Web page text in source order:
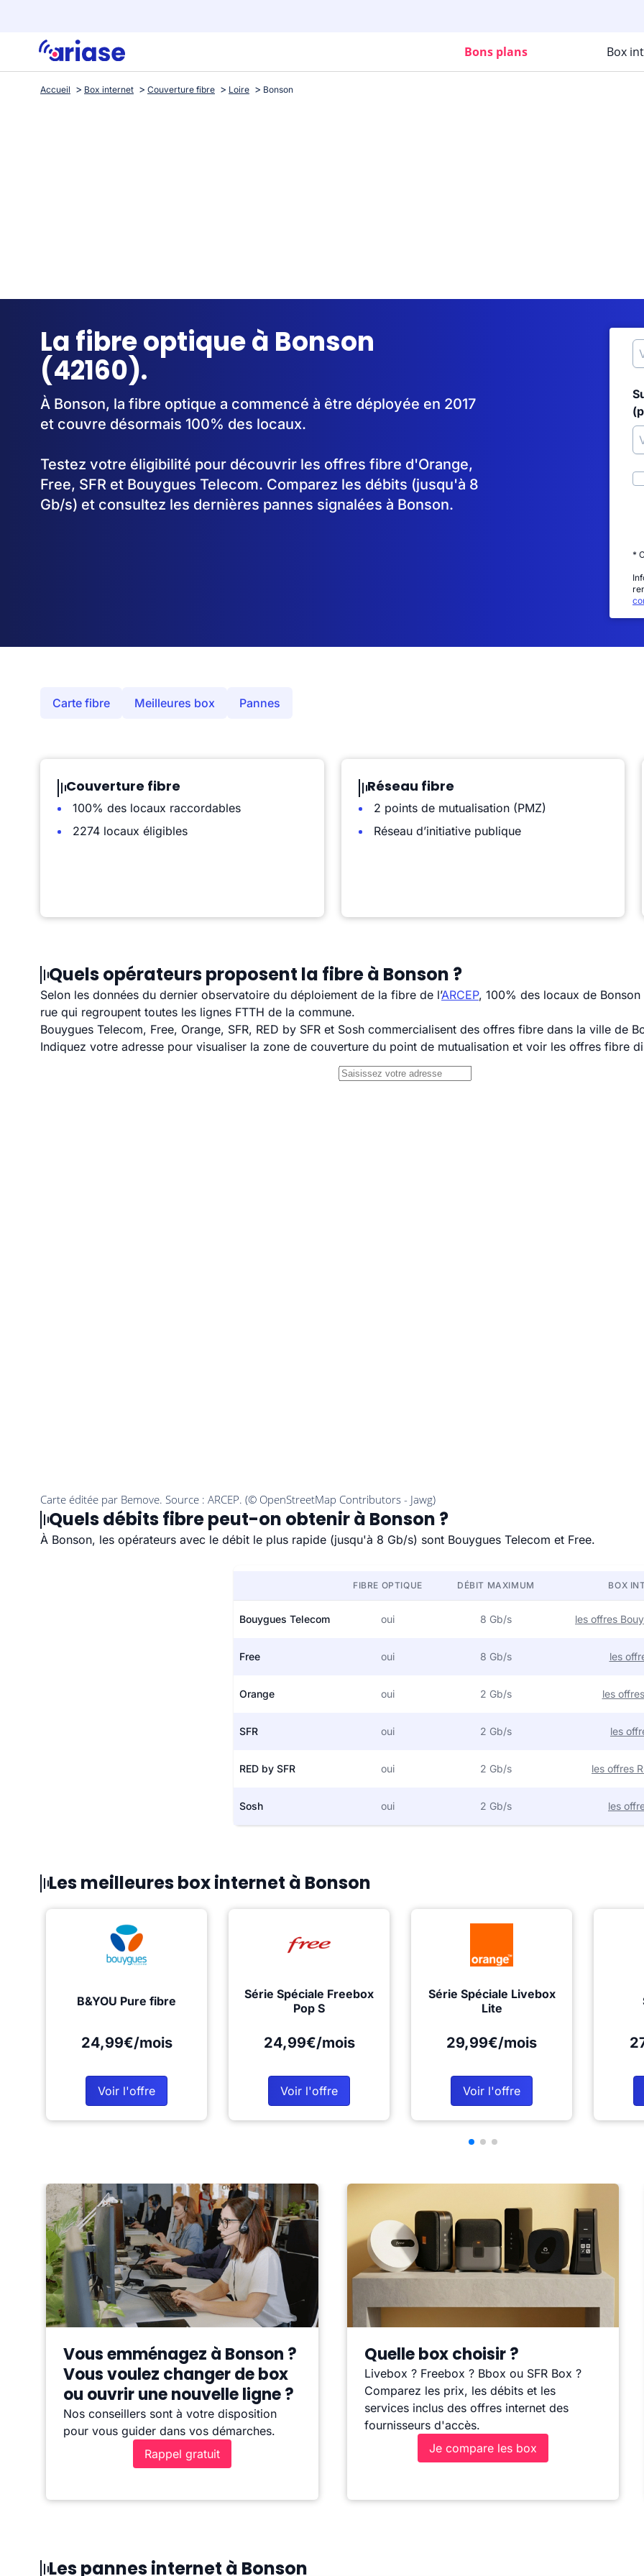
Bons plans Box
Accueil Box internet Couverture fibre Loire Bonson
La fibre optique à Bonson
(42160).
À Bonson, la fibre optique a commencé à être déployée en 2017
et couvre désormais 100% des locaux.
Testez votre éligibilité pour découvrir les offres fibre d'Orange,
Free, SFR et Bouygues Telecom. Comparez les débits (jusqu'à 8
Gb/s) et consultez les dernières pannes signalées à Bonson.
*
Carte fibre Meilleures box Pannes
Couverture fibre
100% des locaux raccordables
2274 locaux éligibles
Réseau fibre
2 points de mutualisation (PMZ)
Réseau d’initiative publique
Quels opérateurs proposent la fibre à Bonson ?
Selon les données du dernier observatoire du déploiement de la fibre de l’ARCEP, 100% des locaux de
rue qui regroupent toutes les lignes FTTH de la commune.
Bouygues Telecom, Free, Orange, SFR, RED by SFR et Sosh commercialisent des offres fibre dans la ville de
Indiquez votre adresse pour visualiser la zone de couverture du point de mutualisation et voir les offres fibre
Quels débits fibre peut-on obtenir à Bonson ?
À Bonson, les opérateurs avec le débit le plus rapide (jusqu'à 8 Gb/s) sont Bouygues Telecom et Free.
FIBRE OPTIQUE DÉBIT MAXIMUM BOX
Bouygues Telecom oui 8 Gb/s les offres
Free oui 8 Gb/s les
Orange oui 2 Gb/s les
SFR oui 2 Gb/s les
RED by SFR oui 2 Gb/s les offres
Sosh oui 2 Gb/s les
Les meilleures box internet à Bonson
B&YOU Pure fibre
24,99€/mois
Voir l'offre
Série Spéciale Freebox
Pop S
24,99€/mois
Voir l'offre
Série Spéciale Livebox
Lite
29,99€/mois
Voir l'offre
Vous emménagez à Bonson ?
Vous voulez changer de box
ou ouvrir une nouvelle ligne ?
Nos conseillers sont à votre disposition
pour vous guider dans vos démarches.
Rappel gratuit
Quelle box choisir ?
Livebox ? Freebox ? Bbox ou SFR Box ?
Comparez les prix, les débits et les
services inclus des offres internet des
fournisseurs d'accès.
Je compare les box
Les pannes internet à Bonson